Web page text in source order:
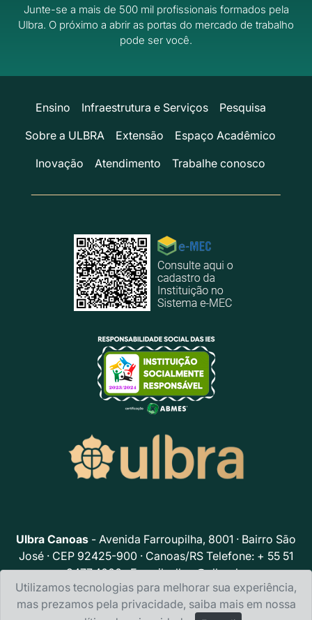
Junte-se a mais de 500 mil profissionais formados pela
Ulbra. O próximo a abrir as portas do mercado de trabalho
pode ser você.
Ensino Infraestrutura e Serviços
Pesquisa
Sobre a ULBRA
Extensão
Espaço Acadêmico
Inovação
Atendimento Trabalhe conosco
Ulbra Canoas - Avenida Farroupilha, 8001 · Bairro São
José · CEP 92425-900 · Canoas/RS Telefone: + 55 51
3477.4000 · E-mail:ulbra@ulbra.br
Política de privacidade
Utilizamos tecnologias para melhorar sua experiência,
mas prezamos pela privacidade, saiba mais em nossa